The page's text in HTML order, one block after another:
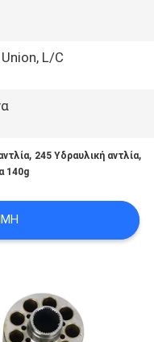
L/C
, 245 Υδραυλική αντλία,
140g